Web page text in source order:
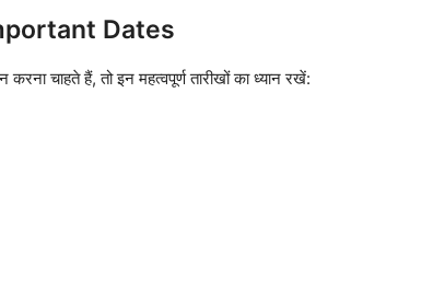
Dates
चाहते हैं, तो इन महत्वपूर्ण तारीखों का ध्यान रखें: